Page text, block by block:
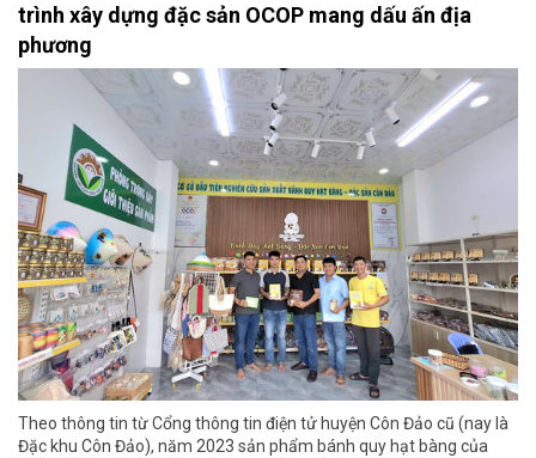
trình xây dựng đặc sản OCOP mang dấu ấn địa
phương
Theo thông tin từ Cổng thông tin điện tử huyện Côn Đảo cũ (nay là
Đặc khu Côn Đảo), năm 2023 sản phẩm bánh quy hạt bàng của